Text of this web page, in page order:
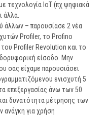
τεχνολογία IoT (πχ ψηφιακά
άλλα.
άλλων – παρουσίασε 2 νέα
Profiler, το Profino
Profiler Revolution και το
είσοδο. Μην
σας είχαμε παρουσιάσει
ενισχυτή 5
επεξεργασίας άνω των 50
δυνατότητα μέτρησης των
για χρήση